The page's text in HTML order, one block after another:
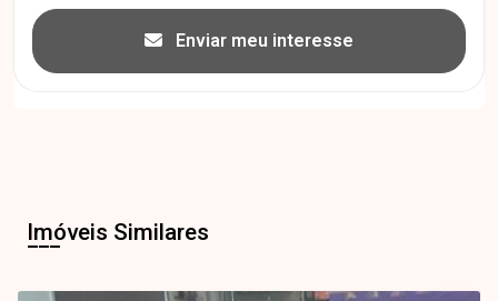
Enviar meu interesse
Imóveis Similares